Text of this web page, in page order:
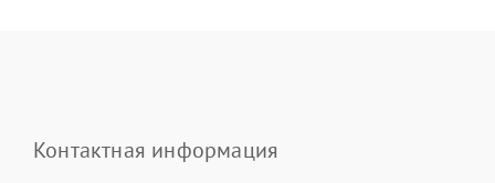
Контактная информация